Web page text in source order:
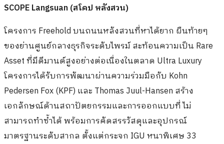
SCOPE Langsuan (สโคป หลังสวน)
โครงการ Freehold บนถนนหลังสวนที่หาได้ยาก ผืนท้ายๆ
ของย่านศูนย์กลางธุรกิจระดับไพรม์ สะท้อนความเป็น Rare
Asset ที่มีดีมานด์สูงอย่างต่อเนื่องในตลาด Ultra Luxury
โครงการได้รับการพัฒนาผ่านความร่วมมือกับ Kohn
Pedersen Fox (KPF) และ Thomas Juul-Hansen สร้าง
เอกลักษณ์ด้านสถาปัตยกรรมและการออกแบบที่ ไม่
สามารถทำซ้ำได้ พร้อมการคัดสรรวัสดุและอุปกรณ์
มาตรฐานระดับสากล ตั้งแต่กระจก IGU หนาพิเศษ 33